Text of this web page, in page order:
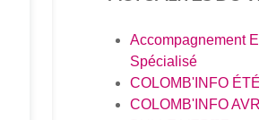
Accompagnement
Spécialisé
COLOMB'INFO
COLOMB'INFO